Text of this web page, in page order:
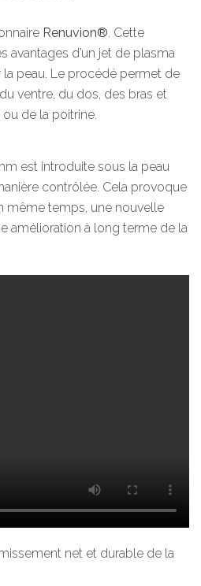
Renuvion®. Cette
d’un jet de plasma
la peau. Le procédé permet de
ventre, du dos, des bras et
de la poitrine.
est introduite sous la peau
contrôlée. Cela provoque
même temps, une nouvelle
amélioration à long terme de la
net et durable de la